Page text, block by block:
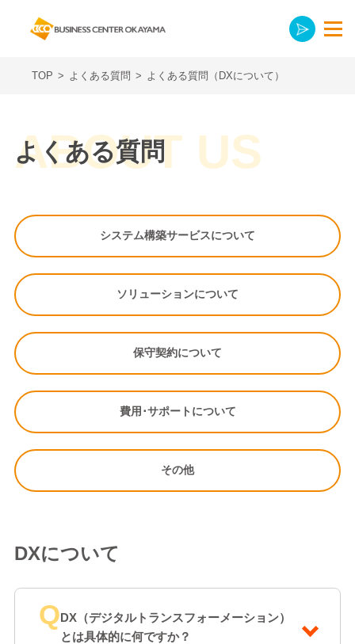
TOP > よくある質問 > よくある質問（DXについて）
よくある質問
システム構築サービスについて
ソリューションについて
保守契約について
費用･サポートについて
その他
DXについて
QDX（デジタルトランスフォーメーション）
とは具体的に何ですか？